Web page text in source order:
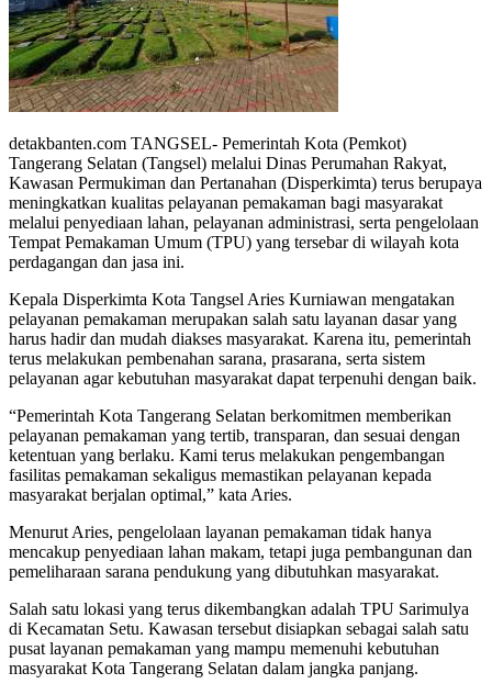
detakbanten.com TANGSEL- Pemerintah Kota (Pemkot)
Tangerang Selatan (Tangsel) melalui Dinas Perumahan Rakyat,
Kawasan Permukiman dan Pertanahan (Disperkimta) terus berupaya
meningkatkan kualitas pelayanan pemakaman bagi masyarakat
melalui penyediaan lahan, pelayanan administrasi, serta pengelolaan
Tempat Pemakaman Umum (TPU) yang tersebar di wilayah kota
perdagangan dan jasa ini.
Kepala Disperkimta Kota Tangsel Aries Kurniawan mengatakan
pelayanan pemakaman merupakan salah satu layanan dasar yang
harus hadir dan mudah diakses masyarakat. Karena itu, pemerintah
terus melakukan pembenahan sarana, prasarana, serta sistem
pelayanan agar kebutuhan masyarakat dapat terpenuhi dengan baik.
“Pemerintah Kota Tangerang Selatan berkomitmen memberikan
pelayanan pemakaman yang tertib, transparan, dan sesuai dengan
ketentuan yang berlaku. Kami terus melakukan pengembangan
fasilitas pemakaman sekaligus memastikan pelayanan kepada
masyarakat berjalan optimal,” kata Aries.
Menurut Aries, pengelolaan layanan pemakaman tidak hanya
mencakup penyediaan lahan makam, tetapi juga pembangunan dan
pemeliharaan sarana pendukung yang dibutuhkan masyarakat.
Salah satu lokasi yang terus dikembangkan adalah TPU Sarimulya
di Kecamatan Setu. Kawasan tersebut disiapkan sebagai salah satu
pusat layanan pemakaman yang mampu memenuhi kebutuhan
masyarakat Kota Tangerang Selatan dalam jangka panjang.